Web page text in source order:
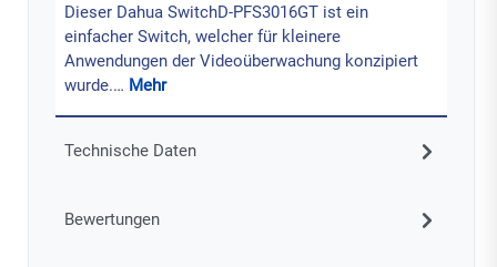
Dieser Dahua SwitchD-PFS3016GT ist ein
einfacher Switch, welcher für kleinere
Anwendungen der Videoüberwachung konzipiert
wurde.… Mehr
Technische Daten
Bewertungen